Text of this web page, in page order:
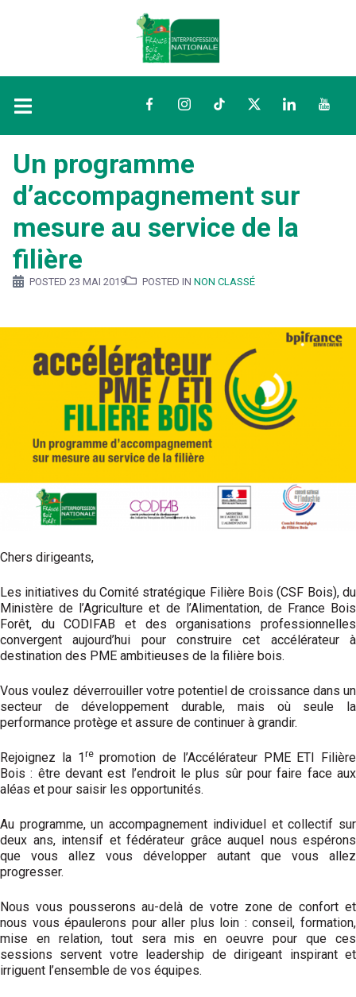
FacebookInstagramTikTokTwitterLinkedIn
Un programme
d’accompagnement sur
mesure au service de la
filière
POSTED 23 MAI 2019 POSTED IN NON CLASSÉ
Chers dirigeants,
Les initiatives du Comité stratégique Filière Bois (CSF Bois), du
Ministère de l’Agriculture et de l’Alimentation, de France Bois
Forêt, du CODIFAB et des organisations professionnelles
convergent aujourd’hui pour construire cet accélérateur à
destination des PME ambitieuses de la filière bois.
Vous voulez déverrouiller votre potentiel de croissance dans un
secteur de développement durable, mais où seule la
performance protège et assure de continuer à grandir.
Rejoignez la 1repromotion de l’Accélérateur PME ETI Filière
Bois : être devant est l’endroit le plus sûr pour faire face aux
aléas et pour saisir les opportunités.
Au programme, un accompagnement individuel et collectif sur
deux ans, intensif et fédérateur grâce auquel nous espérons
que vous allez vous développer autant que vous allez
progresser.
Nous vous pousserons au-delà de votre zone de confort et
nous vous épaulerons pour aller plus loin : conseil, formation,
mise en relation, tout sera mis en oeuvre pour que ces
sessions servent votre leadership de dirigeant inspirant et
irriguent l’ensemble de vos équipes.